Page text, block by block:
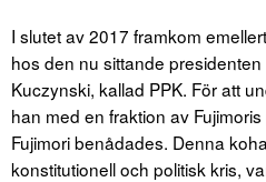
I slutet av 2017 framkom
hos den nu sittande
Kuczynski, kallad PPK. För att
han med en fraktion av
Fujimori benådades. Denna
konstitutionell och politisk kris,